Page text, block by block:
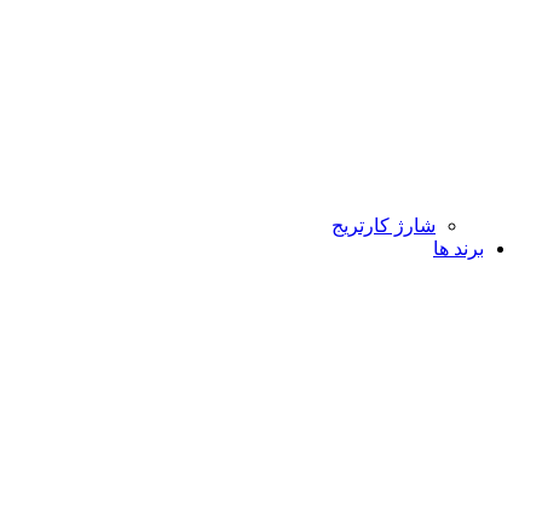
شارژ کارتریج
برند ها